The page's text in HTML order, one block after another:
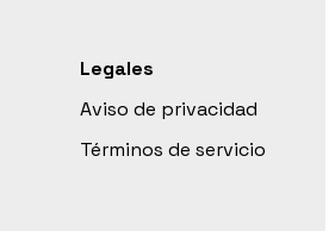
Legales
Aviso de privacidad
Términos de servicio